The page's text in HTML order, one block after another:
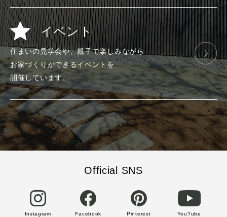
イベント
住まいの見学会や、親子で楽しみながら
お家づくりができるイベントを
開催しています。
Official SNS
Instagram Facebook Pinterest YouTube